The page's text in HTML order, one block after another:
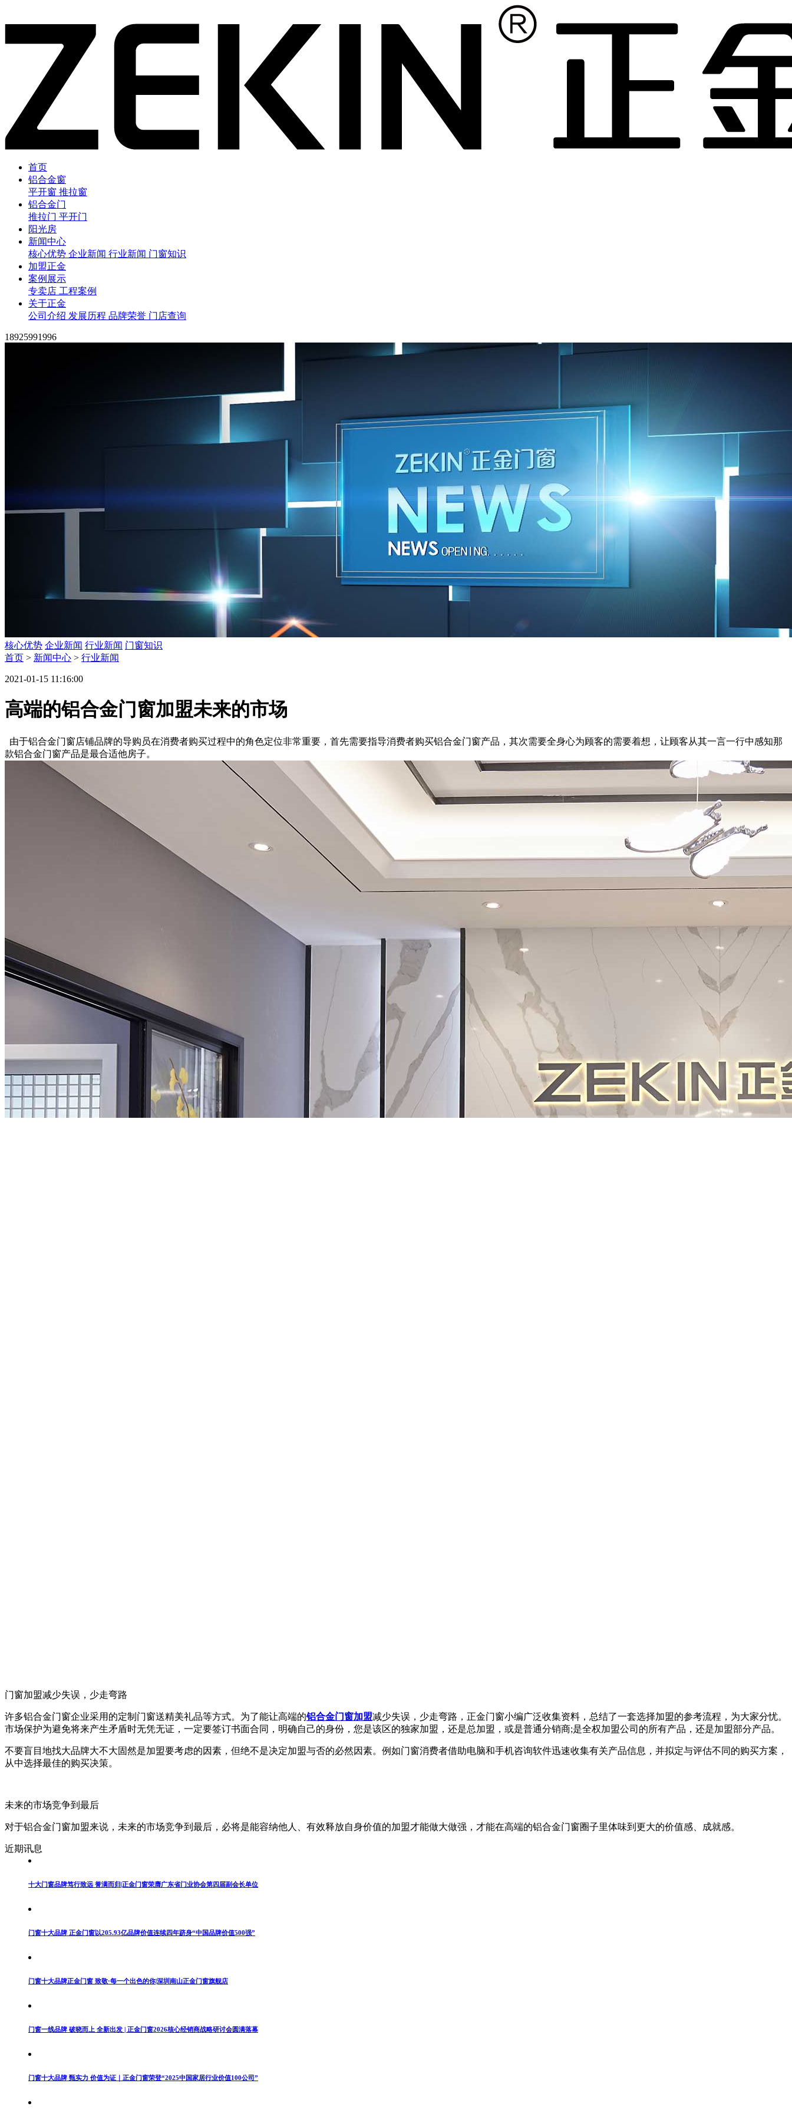
首页
铝合金窗
平开窗 推拉窗
铝合金门
推拉门 平开门
阳光房
新闻中心
核心优势 企业新闻 行业新闻 门窗知识
加盟正金
案例展示
专卖店 工程案例
关于正金
公司介绍 发展历程 品牌荣誉 门店查询
18925991996
核心优势 企业新闻 行业新闻 门窗知识
首页 > 新闻中心 > 行业新闻
2021-01-15 11:16:00
高端的铝合金门窗加盟未来的市场
由于铝合金门窗店铺品牌的导购员在消费者购买过程中的角色定位非常重要，首先需要指导消费者购买铝合金门窗产品，其次需要全身心为顾客的需要着想，让顾客从其一言一行中感知那
款铝合金门窗产品是最合适他房子。
门窗加盟减少失误，少走弯路
许多铝合金门窗企业采用的定制门窗送精美礼品等方式。为了能让高端的铝合金门窗加盟减少失误，少走弯路，正金门窗小编广泛收集资料，总结了一套选择加盟的参考流程，为大家分忧。
市场保护为避免将来产生矛盾时无凭无证，一定要签订书面合同，明确自己的身份，您是该区的独家加盟，还是总加盟，或是普通分销商;是全权加盟公司的所有产品，还是加盟部分产品。
不要盲目地找大品牌大不大固然是加盟要考虑的因素，但绝不是决定加盟与否的必然因素。例如门窗消费者借助电脑和手机咨询软件迅速收集有关产品信息，并拟定与评估不同的购买方案，
从中选择最佳的购买决策。
未来的市场竞争到最后
对于铝合金门窗加盟来说，未来的市场竞争到最后，必将是能容纳他人、有效释放自身价值的加盟才能做大做强，才能在高端的铝合金门窗圈子里体味到更大的价值感、成就感。
近期讯息
十大门窗品牌笃行致远 誉满而归|正金门窗荣膺广东省门业协会第四届副会长单位
门窗十大品牌 正金门窗以205.93亿品牌价值连续四年跻身“中国品牌价值500强”
门窗十大品牌正金门窗 致敬·每一个出色的你|深圳南山正金门窗旗舰店
门窗一线品牌 破晓而上 全新出发 | 正金门窗2026核心经销商战略研讨会圆满落幕
门窗十大品牌 甄实力 价值为证｜正金门窗荣登“2025中国家居行业价值100公司”